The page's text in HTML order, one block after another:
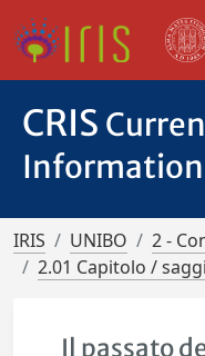
CRIS
Information
IRIS UNIBO
2 -
2.01 Capitolo /
Il passato